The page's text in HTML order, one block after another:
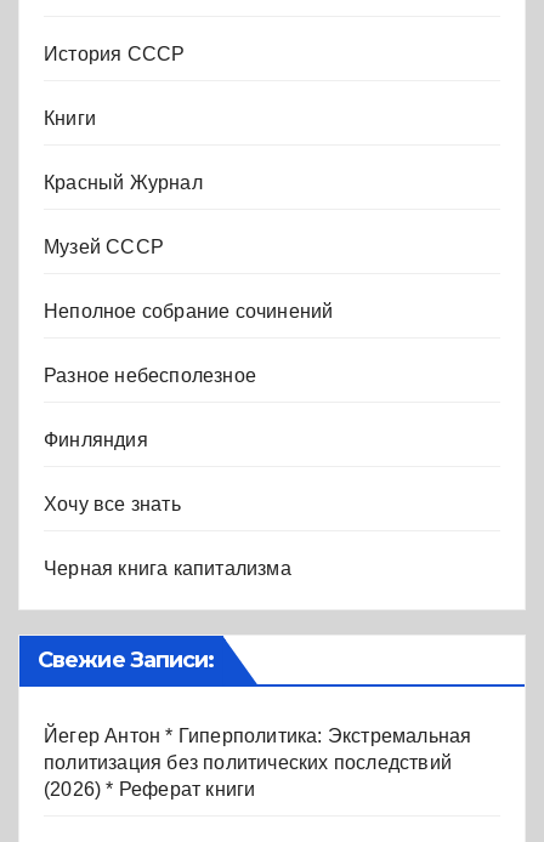
История СССР
Книги
Красный Журнал
Музей СССР
Неполное собрание сочинений
Разное небесполезное
Финляндия
Хочу все знать
Черная книга капитализма
Свежие Записи:
Йегер Антон * Гиперполитика: Экстремальная
политизация без политических последствий
(2026) * Реферат книги